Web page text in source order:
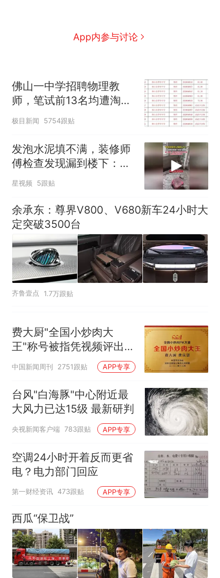
App内参与讨论
佛山一中学招聘物理教
师，笔试前13名均遭淘
汰？教育局：已叫停招
极目新闻 5754跟贴
发泡水泥填不满，装修师
傅检查发现漏到楼下：出
风口未延伸到外墙
星视频 5跟贴
余承东：尊界V800、V680新车24小时大
定突破3500台
齐鲁壹点 1.7万跟贴
费大厨"全国小炒肉大
王"称号被指凭视频评出
官方回应
中国新闻周刊 2751跟贴 APP专享
台风"白海豚"中心附近最
大风力已达15级 最新研判
央视新闻客户端 783跟贴 APP专享
空调24小时开着反而更省
电？电力部门回应
第一财经资讯 473跟贴 APP专享
西瓜“保卫战”